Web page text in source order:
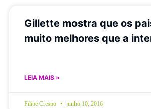
Gillette mostra que os
muito melhores que a
LEIA MAIS »
Filipe Crespo junho 10, 2016